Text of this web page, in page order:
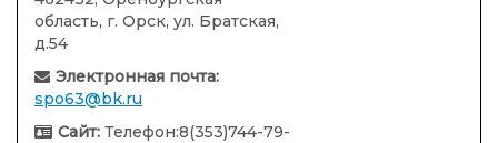
область, г. Орск, ул. Братская,
д.54
Электронная почта:
spo63@bk.ru
Сайт: Телефон:8(353)744-79-